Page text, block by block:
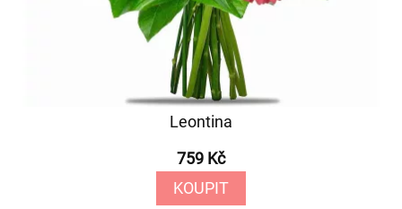
Leontina
759 Kč
KOUPIT